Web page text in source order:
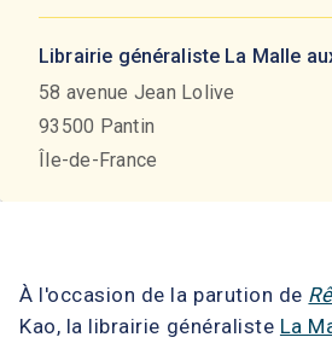
Librairie généraliste La Malle
58 avenue Jean Lolive
93500 Pantin
Île-de-France
À l'occasion de la parution de
Kao, la librairie généraliste La